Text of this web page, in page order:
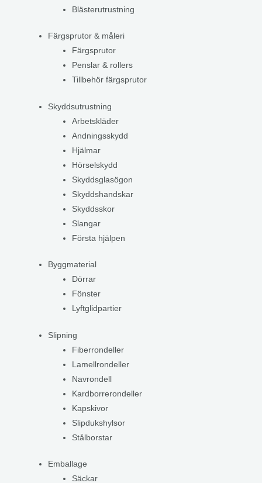
Blästerutrustning
Färgsprutor & måleri
Färgsprutor
Penslar & rollers
Tillbehör färgsprutor
Skyddsutrustning
Arbetskläder
Andningsskydd
Hjälmar
Hörselskydd
Skyddsglasögon
Skyddshandskar
Skyddsskor
Slangar
Första hjälpen
Byggmaterial
Dörrar
Fönster
Lyftglidpartier
Slipning
Fiberrondeller
Lamellrondeller
Navrondell
Kardborrerondeller
Kapskivor
Slipdukshylsor
Stålborstar
Emballage
Säckar